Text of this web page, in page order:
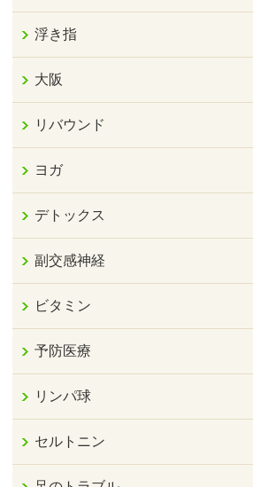
浮き指
大阪
リバウンド
ヨガ
デトックス
副交感神経
ビタミン
予防医療
リンパ球
セルトニン